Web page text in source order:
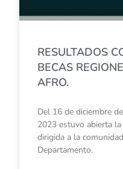
RESULTADOS
BECAS
AFRO.
Del 16 de diciembre
2023 estuvo abierta
dirigida a la
Departamento.